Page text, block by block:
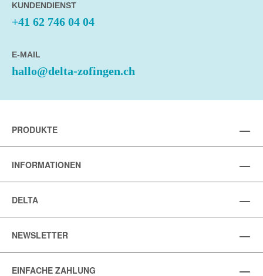
KUNDENDIENST
+41 62 746 04 04
E-MAIL
hallo@delta-zofingen.ch
PRODUKTE
INFORMATIONEN
DELTA
NEWSLETTER
EINFACHE ZAHLUNG